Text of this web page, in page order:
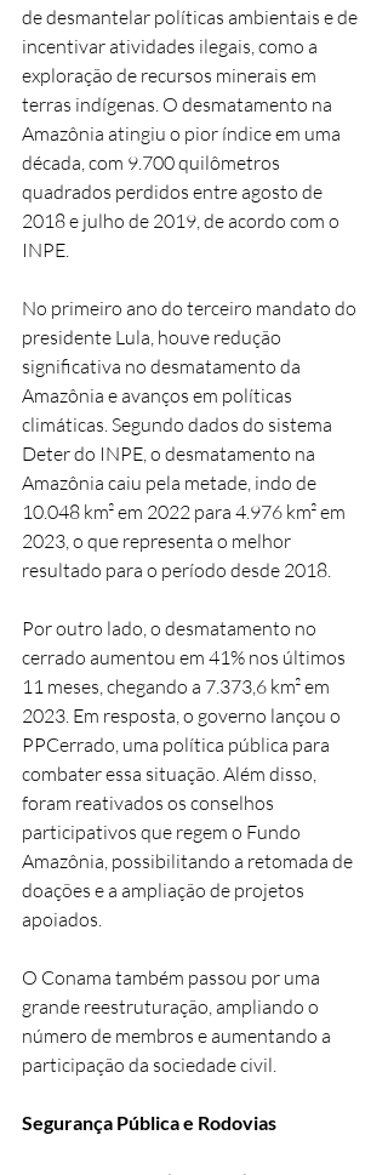
de desmantelar políticas ambientais e de
incentivar atividades ilegais, como a
exploração de recursos minerais em
terras indígenas. O desmatamento na
Amazônia atingiu o pior índice em uma
década, com 9.700 quilômetros
quadrados perdidos entre agosto de
2018 e julho de 2019, de acordo com o
INPE.
No primeiro ano do terceiro mandato do
presidente Lula, houve redução
significativa no desmatamento da
Amazônia e avanços em políticas
climáticas. Segundo dados do sistema
Deter do INPE, o desmatamento na
Amazônia caiu pela metade, indo de
10.048 km² em 2022 para 4.976 km² em
2023, o que representa o melhor
resultado para o período desde 2018.
Por outro lado, o desmatamento no
cerrado aumentou em 41% nos últimos
11 meses, chegando a 7.373,6 km² em
2023. Em resposta, o governo lançou o
PPCerrado, uma política pública para
combater essa situação. Além disso,
foram reativados os conselhos
participativos que regem o Fundo
Amazônia, possibilitando a retomada de
doações e a ampliação de projetos
apoiados.
O Conama também passou por uma
grande reestruturação, ampliando o
número de membros e aumentando a
participação da sociedade civil.
Segurança Pública e Rodovias